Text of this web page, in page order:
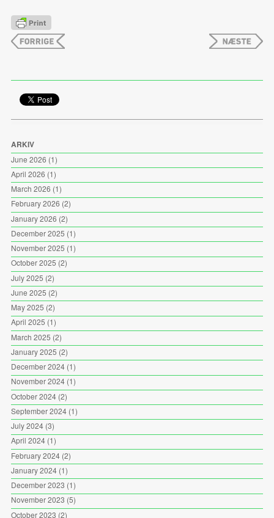
ARKIV
June 2026 (1)
April 2026 (1)
March 2026 (1)
February 2026 (2)
January 2026 (2)
December 2025 (1)
November 2025 (1)
October 2025 (2)
July 2025 (2)
June 2025 (2)
May 2025 (2)
April 2025 (1)
March 2025 (2)
January 2025 (2)
December 2024(1)
November 2024(1)
October 2024(2)
September 2024(1)
July 2024(3)
April 2024(1)
February 2024(2)
January 2024(1)
December 2023 (1)
November 2023 (5)
October 2023 (2)